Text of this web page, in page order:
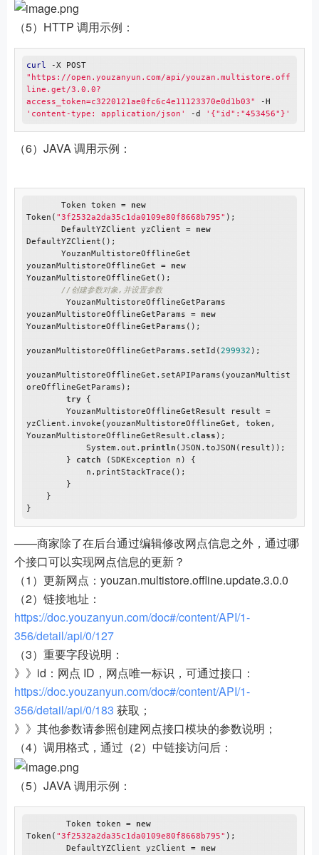
（5）HTTP 调用示例：
curl
-X POST
"https://open.youzanyun.com/api/youzan.multistore.off
line.get/3.0.0?
access_token=c3220121ae0fc6c4e11123370e0d1b03"
'content-type: application/json'
-d '{"id":"453456"}'
（6）JAVA 调用示例：
       Token token =
new
Token( "3f2532a2da35c1da0109e80f8668b795" );
       DefaultYZClient yzClient =
new
DefaultYZClient();
youzanMultistoreOfflineGet =
new
YouzanMultistoreOfflineGet();
//创建参数对象,并设置参数
youzanMultistoreOfflineGetParams =
new
YouzanMultistoreOfflineGetParams();
youzanMultistoreOfflineGetParams.setId( 299932 );
youzanMultistoreOfflineGet.setAPIParams(youzanMultist
oreOfflineGetParams);
try {
yzClient.invoke(youzanMultistoreOfflineGet, token,
YouzanMultistoreOfflineGetResult. class );
            System.out.
println (JSON.toJSON(result));
        }
catch (SDKException n) {
——商家除了在后台通过编辑修改网点信息之外，通过哪
个接口可以实现网点信息的更新？
（1）更新网点：youzan.multistore.offline.update.3.0.0
（2）链接地址：
https://doc.youzanyun.com/doc#/content/API/1-
356/detail/api/0/127
（3）重要字段说明：
》》id：网点 ID，网点唯一标识，可通过接口：
https://doc.youzanyun.com/doc#/content/API/1-
356/detail/api/0/183 获取；
》》其他参数请参照创建网点接口模块的参数说明；
（4）调用格式，通过（2）中链接访问后：
（5）JAVA 调用示例：
        Token token =
new
Token( "3f2532a2da35c1da0109e80f8668b795" );
        DefaultYZClient yzClient =
new